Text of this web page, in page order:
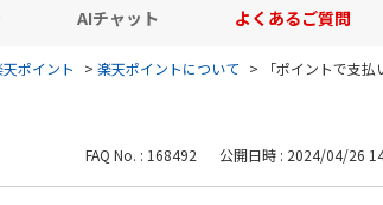
AIチャット よくあるご質問
ポイント > 楽天ポイントについて > 「ポイントで支
FAQ No. : 168492 公開日時 : 2024/04/26